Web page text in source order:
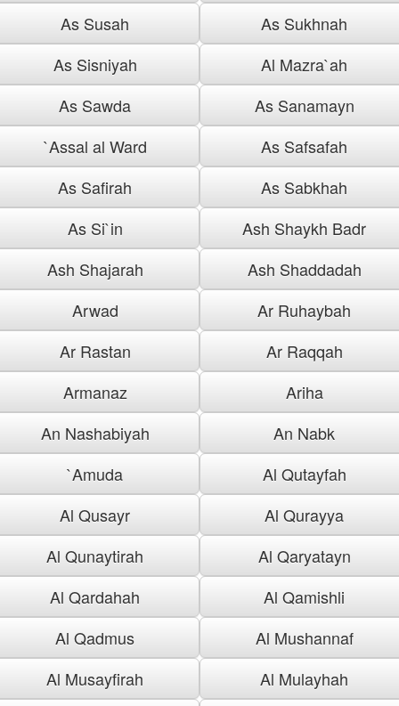
As Susah
As Sukhnah
As Sisniyah
Al Mazra`ah
As Sawda
As Sanamayn
`Assal al Ward
As Safsafah
As Safirah
As Sabkhah
As Si`in
Ash Shaykh Badr
Ash Shajarah
Ash Shaddadah
Arwad
Ar Ruhaybah
Ar Rastan
Ar Raqqah
Armanaz
Ariha
An Nashabiyah
An Nabk
`Amuda
Al Qutayfah
Al Qusayr
Al Qurayya
Al Qunaytirah
Al Qaryatayn
Al Qardahah
Al Qamishli
Al Qadmus
Al Mushannaf
Al Musayfirah
Al Mulayhah